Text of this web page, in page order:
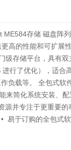
ME584存储 磁盘阵
高的性能和可扩展
级存储平台，具有
进行了优化），适合
负载等。 全包式软
来简化系统安装、
源并专注于更重要
易于订购的全包式软